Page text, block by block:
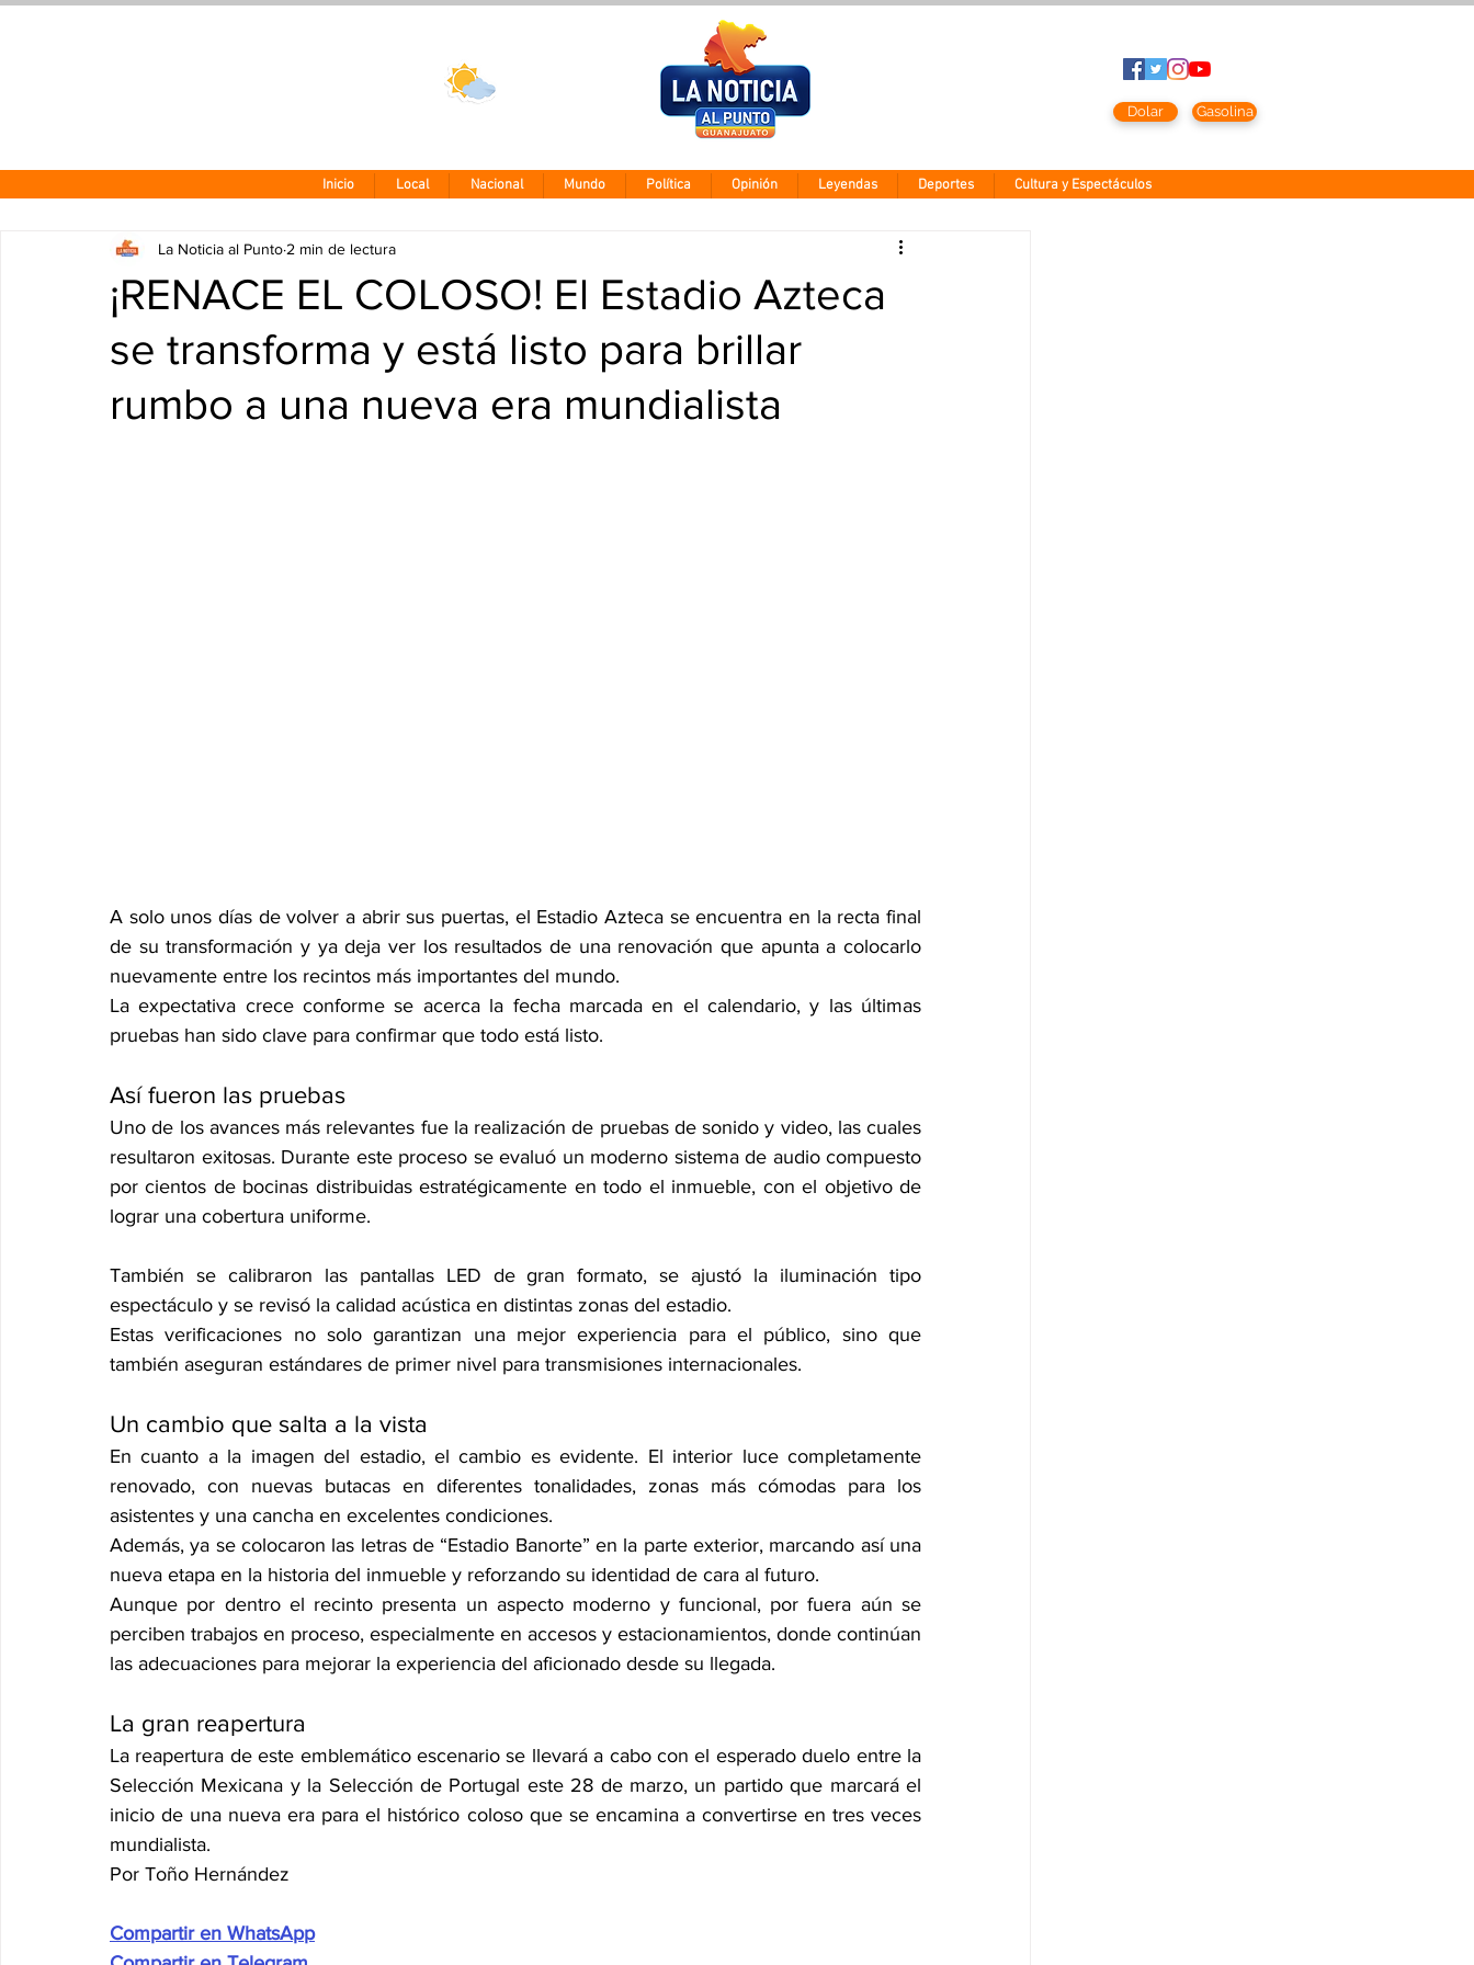
Dolar Gasolina
Inicio Local Nacional Mundo Política Opinión Leyendas Deportes Cultura y Espectáculos
¡RENACE EL COLOSO! El Estadio Azteca
se transforma y está listo para brillar
rumbo a una nueva era mundialista
La Noticia al Punto 2 min de lectura
A solo unos días de volver a abrir sus puertas, el Estadio Azteca se encuentra en la recta final
de su transformación y ya deja ver los resultados de una renovación que apunta a colocarlo
nuevamente entre los recintos más importantes del mundo.
La expectativa crece conforme se acerca la fecha marcada en el calendario, y las últimas
pruebas han sido clave para confirmar que todo está listo.
Así fueron las pruebas
Uno de los avances más relevantes fue la realización de pruebas de sonido y video, las cuales
resultaron exitosas. Durante este proceso se evaluó un moderno sistema de audio compuesto
por cientos de bocinas distribuidas estratégicamente en todo el inmueble, con el objetivo de
lograr una cobertura uniforme.
También se calibraron las pantallas LED de gran formato, se ajustó la iluminación tipo
espectáculo y se revisó la calidad acústica en distintas zonas del estadio.
Estas verificaciones no solo garantizan una mejor experiencia para el público, sino que
también aseguran estándares de primer nivel para transmisiones internacionales.
Un cambio que salta a la vista
En cuanto a la imagen del estadio, el cambio es evidente. El interior luce completamente
renovado, con nuevas butacas en diferentes tonalidades, zonas más cómodas para los
asistentes y una cancha en excelentes condiciones.
Además, ya se colocaron las letras de “Estadio Banorte” en la parte exterior, marcando así una
nueva etapa en la historia del inmueble y reforzando su identidad de cara al futuro.
Aunque por dentro el recinto presenta un aspecto moderno y funcional, por fuera aún se
perciben trabajos en proceso, especialmente en accesos y estacionamientos, donde continúan
las adecuaciones para mejorar la experiencia del aficionado desde su llegada.
La gran reapertura
La reapertura de este emblemático escenario se llevará a cabo con el esperado duelo entre la
Selección Mexicana y la Selección de Portugal este 28 de marzo, un partido que marcará el
inicio de una nueva era para el histórico coloso que se encamina a convertirse en tres veces
mundialista.
Por Toño Hernández
Compartir en WhatsApp